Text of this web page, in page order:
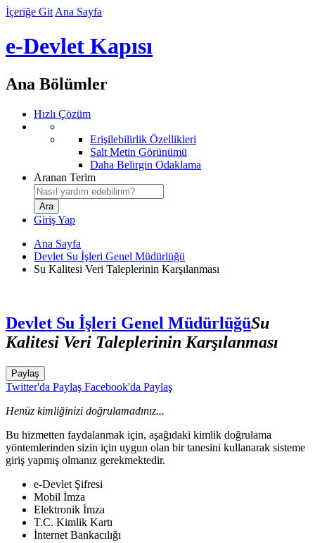
İçeriğe Git Ana Sayfa
e-Devlet Kapısı
Ana Bölümler
Hızlı Çözüm
Erişilebilirlik Özellikleri
Salt Metin Görünümü
Daha Belirgin Odaklama
Aranan Terim
Giriş Yap
Ana Sayfa
Devlet Su İşleri Genel Müdürlüğü
Su Kalitesi Veri Taleplerinin Karşılanması
Devlet Su İşleri Genel MüdürlüğüSu
Kalitesi Veri Taleplerinin Karşılanması
Paylaş
Twitter'da Paylaş Facebook'da Paylaş
Henüz kimliğinizi doğrulamadınız...
Bu hizmetten faydalanmak için, aşağıdaki kimlik doğrulama
yöntemlerinden sizin için uygun olan bir tanesini kullanarak sisteme
giriş yapmış olmanız gerekmektedir.
e-Devlet Şifresi
Mobil İmza
Elektronik İmza
T.C. Kimlik Kartı
İnternet Bankacılığı